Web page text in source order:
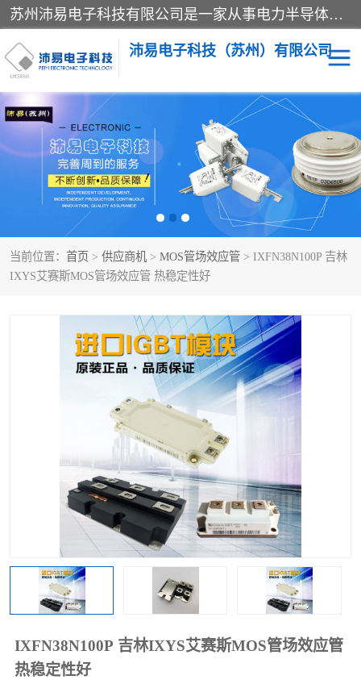
苏州沛易电子科技有限公司是一家从事电力半导体器件和电子元器件的专业代理及分销商，产品包括：IGBT模块、IPM模块、PIM模块、二极管、三极管、可控硅、整流桥、IGBT单管、IGBT电路驱动板、GTR达林顿模块、快恢复二极管、肖特基二极管、熔断器、IC集成电路、快速熔断器等。
沛易电子科技（苏州）有限公司
当前位置： 首页 > 供应商机 > MOS管场效应管 > IXFN38N100P 吉林
IXYS艾赛斯MOS管场效应管 热稳定性好
IXFN38N100P 吉林IXYS艾赛斯MOS管场效应管
热稳定性好
西门康 英飞凌
快恢复二极管 英飞凌IGBT模块
英飞凌可控硅模块 IXYS艾赛斯可控硅
SEMIKRON西门康IGBT SEMIKRON西门康可控硅
器
MOS管场效应管 晶闸管